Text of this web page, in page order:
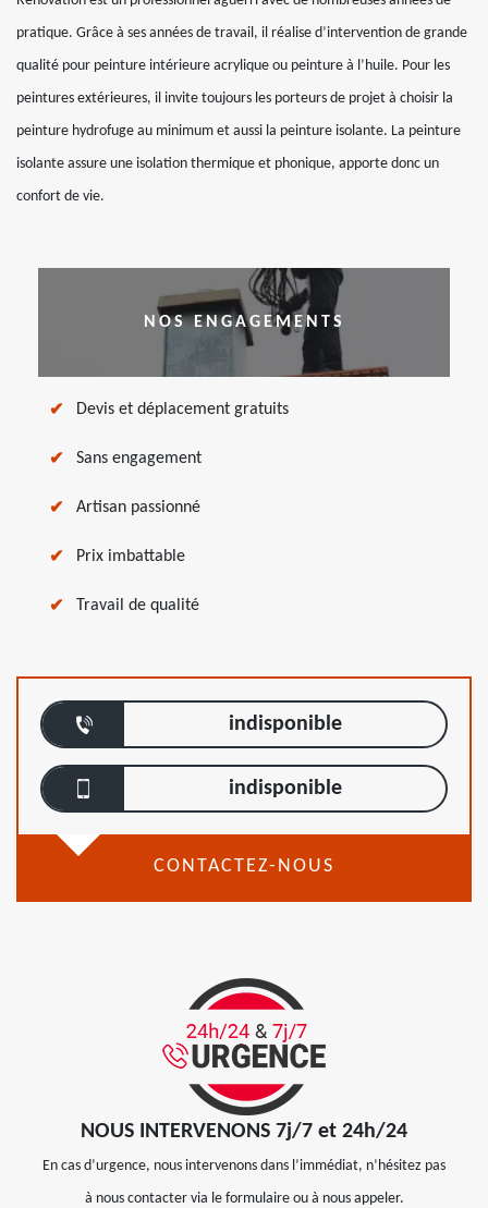
pratique. Grâce à ses années de travail, il réalise d’intervention de grande
qualité pour peinture intérieure acrylique ou peinture à l’huile. Pour les
peintures extérieures, il invite toujours les porteurs de projet à choisir la
peinture hydrofuge au minimum et aussi la peinture isolante. La peinture
isolante assure une isolation thermique et phonique, apporte donc un
confort de vie.
NOS ENGAGEMENTS
Devis et déplacement gratuits
Sans engagement
Artisan passionné
Prix imbattable
Travail de qualité
indisponible
indisponible
CONTACTEZ-NOUS
NOUS INTERVENONS 7j/7 et 24h/24
En cas d’urgence, nous intervenons dans l’immédiat, n’hésitez pas
à nous contacter via le formulaire ou à nous appeler.